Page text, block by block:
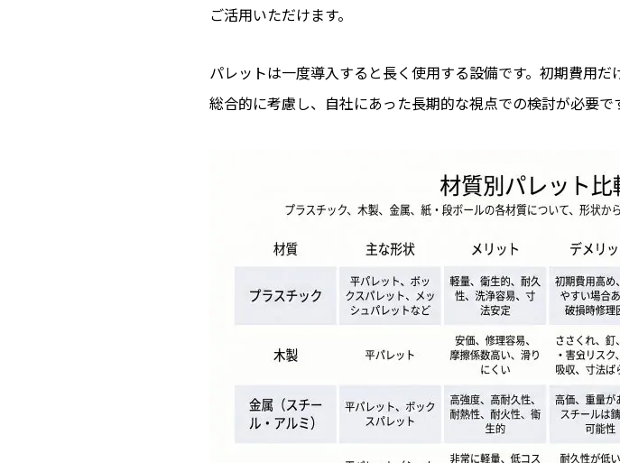
ご活用いただけます。
パレットは一度導入すると長く使用する設備です。初期費用
総合的に考慮し、自社にあった長期的な視点での検討が必要で